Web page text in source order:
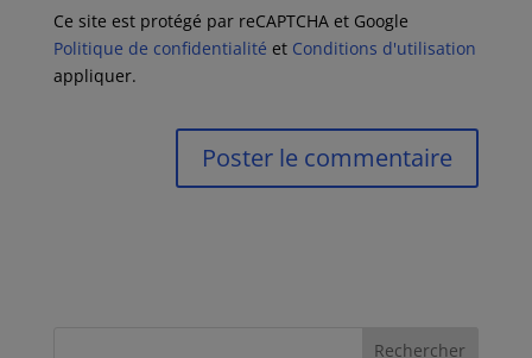
Ce site est protégé par reCAPTCHA et Google
Politique de confidentialité et Conditions d'utilisation
appliquer.